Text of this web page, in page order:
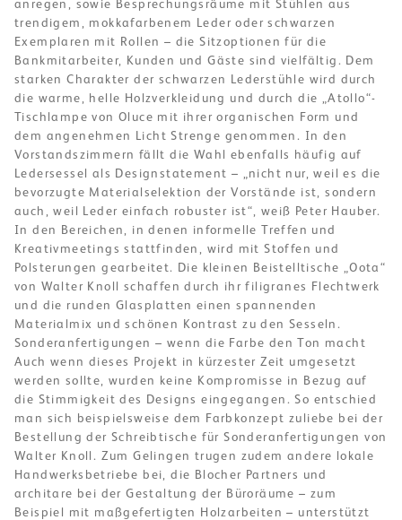
anregen, sowie Besprechungsräume mit Stühlen aus
trendigem, mokkafarbenem Leder oder schwarzen
Exemplaren mit Rollen – die Sitzoptionen für die
Bankmitarbeiter, Kunden und Gäste sind vielfältig. Dem
starken Charakter der schwarzen Lederstühle wird durch
die warme, helle Holzverkleidung und durch die „Atollo“-
Tischlampe von Oluce mit ihrer organischen Form und
dem angenehmen Licht Strenge genommen. In den
Vorstandszimmern fällt die Wahl ebenfalls häufig auf
Ledersessel als Designstatement – „nicht nur, weil es die
bevorzugte Materialselektion der Vorstände ist, sondern
auch, weil Leder einfach robuster ist“, weiß Peter Hauber.
In den Bereichen, in denen informelle Treffen und
Kreativmeetings stattfinden, wird mit Stoffen und
Polsterungen gearbeitet. Die kleinen Beistelltische „Oota“
von Walter Knoll schaffen durch ihr filigranes Flechtwerk
und die runden Glasplatten einen spannenden
Materialmix und schönen Kontrast zu den Sesseln.
Sonderanfertigungen – wenn die Farbe den Ton macht
Auch wenn dieses Projekt in kürzester Zeit umgesetzt
werden sollte, wurden keine Kompromisse in Bezug auf
die Stimmigkeit des Designs eingegangen. So entschied
man sich beispielsweise dem Farbkonzept zuliebe bei der
Bestellung der Schreibtische für Sonderanfertigungen von
Walter Knoll. Zum Gelingen trugen zudem andere lokale
Handwerksbetriebe bei, die Blocher Partners und
architare bei der Gestaltung der Büroräume – zum
Beispiel mit maßgefertigten Holzarbeiten – unterstützt